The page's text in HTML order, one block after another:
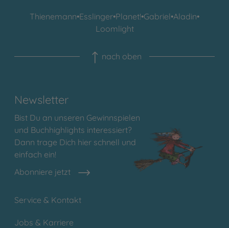
Thienemann•Esslinger•Planet!•Gabriel•Aladin•
Loomlight
nach oben
Newsletter
Bist Du an unseren Gewinnspielen
und Buchhighlights interessiert?
Dann trage Dich hier schnell und
einfach ein!
Abonniere jetzt
Service & Kontakt
Jobs & Karriere